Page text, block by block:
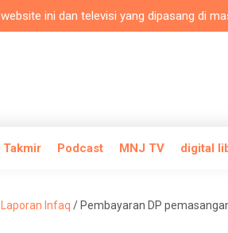
dan televisi yang dipasang di
Takmir Podcast MNJ TV digital
Laporan Infaq / Pembayaran DP